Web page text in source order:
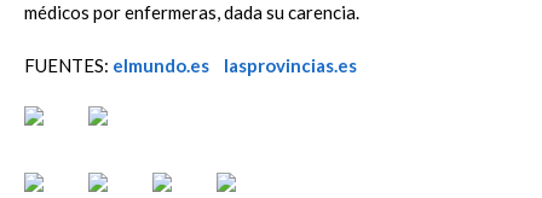
médicos por enfermeras, dada su carencia.
FUENTES: elmundo.es lasprovincias.es